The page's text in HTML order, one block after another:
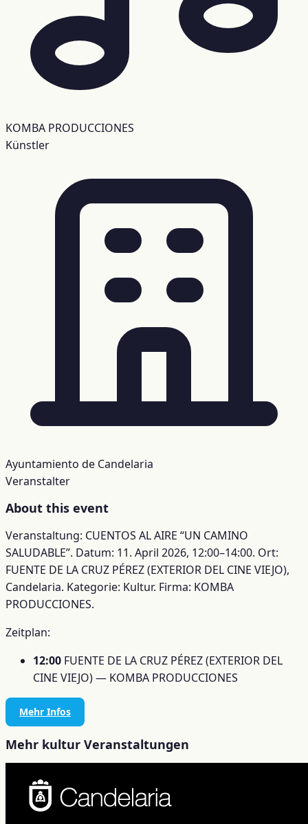
KOMBA PRODUCCIONES
Künstler
Ayuntamiento de Candelaria
Veranstalter
About this event
Veranstaltung: CUENTOS AL AIRE “UN CAMINO
SALUDABLE”. Datum: 11. April 2026, 12:00–14:00. Ort:
FUENTE DE LA CRUZ PÉREZ (EXTERIOR DEL CINE VIEJO),
Candelaria. Kategorie: Kultur. Firma: KOMBA
PRODUCCIONES.
Zeitplan:
12:00 FUENTE DE LA CRUZ PÉREZ (EXTERIOR DEL
CINE VIEJO) — KOMBA PRODUCCIONES
Mehr Infos
Mehr kultur Veranstaltungen